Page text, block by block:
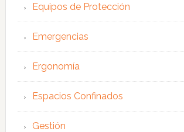
Equipos de Protección
Emergencias
Ergonomía
Espacios Confinados
Gestión